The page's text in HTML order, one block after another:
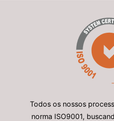
Todos os nossos
norma ISO9001,